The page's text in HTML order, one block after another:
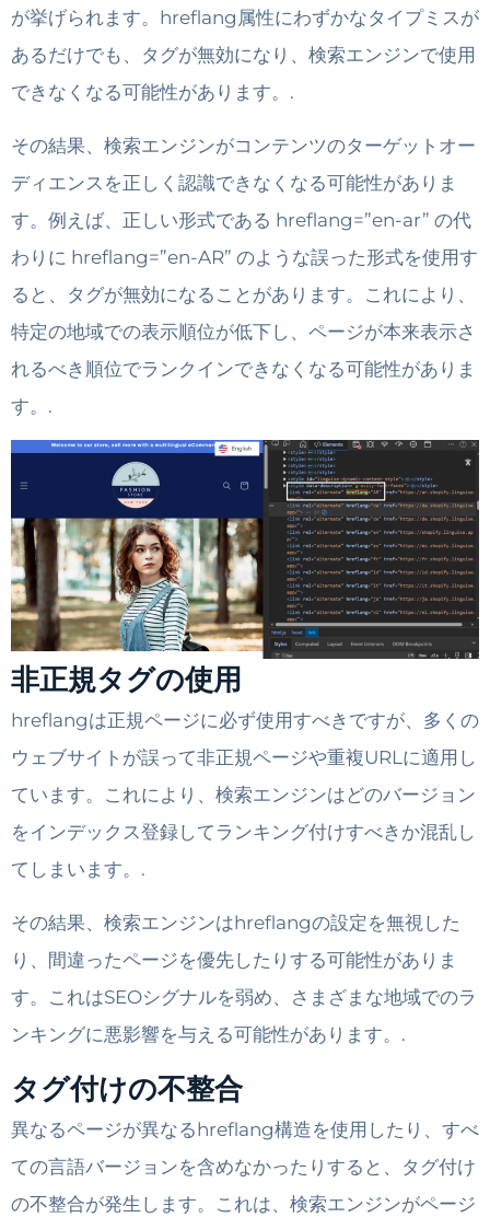
が挙げられます。hreflang属性にわずかなタイプミスが
あるだけでも、タグが無効になり、検索エンジンで使用
できなくなる可能性があります。.
その結果、検索エンジンがコンテンツのターゲットオー
ディエンスを正しく認識できなくなる可能性がありま
す。例えば、正しい形式である hreflang=”en-ar” の代
わりに hreflang=”en-AR” のような誤った形式を使用す
ると、タグが無効になることがあります。これにより、
特定の地域での表示順位が低下し、ページが本来表示さ
れるべき順位でランクインできなくなる可能性がありま
す。.
非正規タグの使用
hreflangは正規ページに必ず使用すべきですが、多くの
ウェブサイトが誤って非正規ページや重複URLに適用し
ています。これにより、検索エンジンはどのバージョン
をインデックス登録してランキング付けすべきか混乱し
てしまいます。.
その結果、検索エンジンはhreflangの設定を無視した
り、間違ったページを優先したりする可能性がありま
す。これはSEOシグナルを弱め、さまざまな地域でのラ
ンキングに悪影響を与える可能性があります。.
タグ付けの不整合
異なるページが異なるhreflang構造を使用したり、すべ
ての言語バージョンを含めなかったりすると、タグ付け
の不整合が発生します。これは、検索エンジンがページ